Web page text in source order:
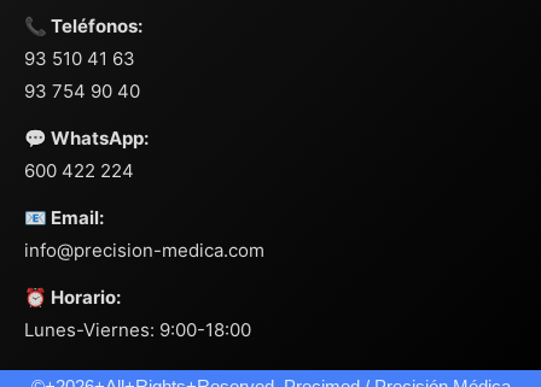
📞 Teléfonos:
93 510 41 63
93 754 90 40
💬 WhatsApp:
600 422 224
📧 Email:
info@precision-medica.com
⏰ Horario:
Lunes-Viernes: 9:00-18:00